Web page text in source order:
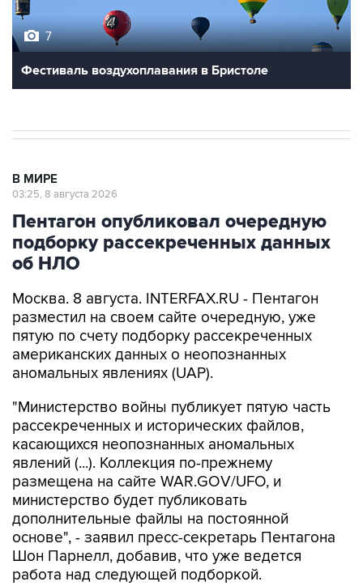
7
Фестиваль воздухоплавания в Бристоле
В МИРЕ
03:25, 8 августа 2026
Пентагон опубликовал очередную
подборку рассекреченных данных
об НЛО
Москва. 8 августа. INTERFAX.RU - Пентагон
разместил на своем сайте очередную, уже
пятую по счету подборку рассекреченных
американских данных о неопознанных
аномальных явлениях (UAP).
"Министерство войны публикует пятую часть
рассекреченных и исторических файлов,
касающихся неопознанных аномальных
явлений (...). Коллекция по-прежнему
размещена на сайте WAR.GOV/UFO, и
министерство будет публиковать
дополнительные файлы на постоянной
основе", - заявил пресс-секретарь Пентагона
Шон Парнелл, добавив, что уже ведется
работа над следующей подборкой.